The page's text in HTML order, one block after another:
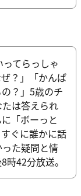
てらっしゃ
？」「かんぱ
？」5歳のチ
は答えられ
「ボーっと
ぐに誰かに話
た疑問と情
42分放送。